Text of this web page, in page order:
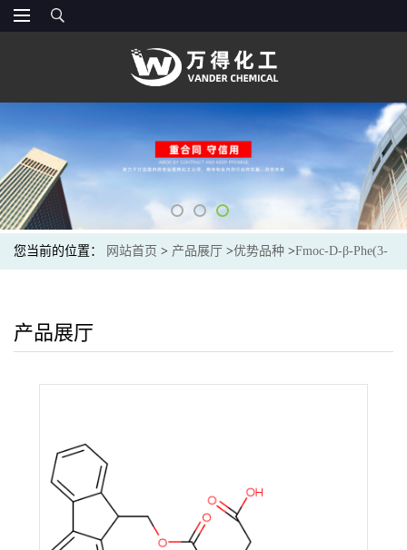
您当前的位置： 网站首页 > 产品展厅 >优势品种 >Fmoc-D-β-Phe(3-
产品展厅